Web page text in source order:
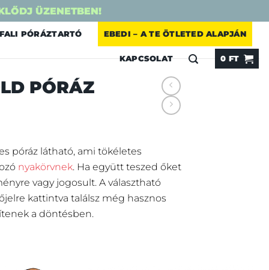
ÜZENETBEN!
FALI PÓRÁZTARTÓ EBEDI – A TE ÖTLETED ALAPJÁN
KAPCSOLAT 0 FT
PÓRÁZ
póráz látható, ami tökéletes
nyakörvnek. Ha együtt teszed őket
vagy jogosult. A választható
kattintva találsz még hasznos
a döntésben.